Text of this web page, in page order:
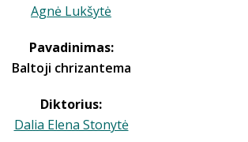
Agnė Lukšytė
Pavadinimas:
Baltoji chrizantema
Diktorius:
Dalia Elena Stonytė